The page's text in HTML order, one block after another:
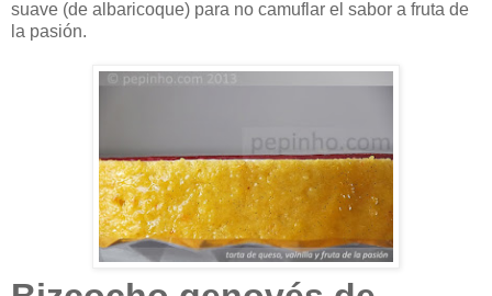
suave (de albaricoque) para no camuflar el sabor a fruta de
la pasión.